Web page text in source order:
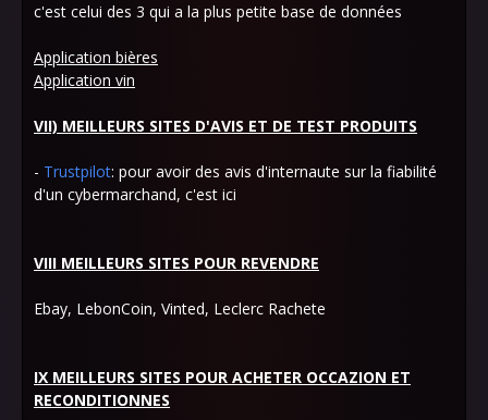
c'est celui des 3 qui a la plus petite base de données
Application bières
Application vin
VII) MEILLEURS SITES D'AVIS ET DE TEST PRODUITS
- Trustpilot: pour avoir des avis d'internaute sur la fiabilité
d'un cybermarchand, c'est ici
VIII MEILLEURS SITES POUR REVENDRE
Ebay, LebonCoin, Vinted, Leclerc Rachete
IX MEILLEURS SITES POUR ACHETER OCCAZION ET
RECONDITIONNES